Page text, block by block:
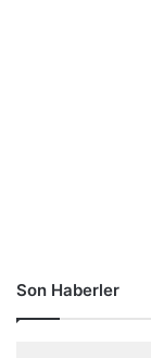
Son Haberler